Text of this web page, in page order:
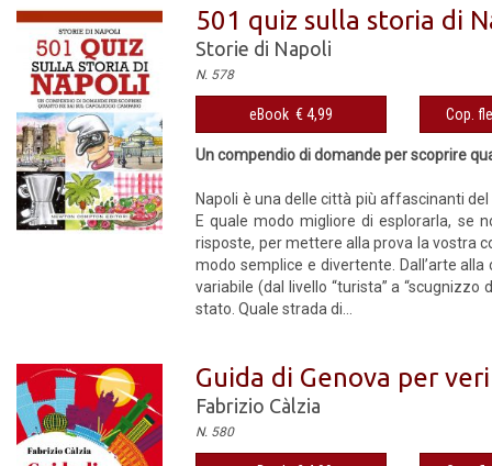
501 quiz sulla storia di
Storie di Napoli
N. 578
eBook € 4,99 Cop.
Un compendio di domande per scoprire
Napoli è una delle città più affascinanti
E quale modo migliore di esplorarla, se
risposte, per mettere alla prova la vostra
modo semplice e divertente. Dall’arte
variabile (dal livello “turista” a
stato. Quale strada di...
Guida di Genova per
Fabrizio Càlzia
N. 580